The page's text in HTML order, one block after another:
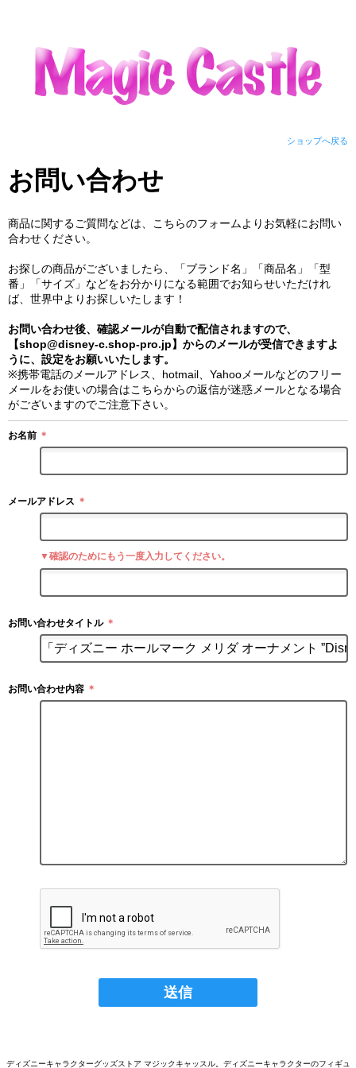
ショップへ戻る
お問い合わせ
商品に関するご質問などは、こちらのフォームよりお気軽にお問い
合わせください。
お探しの商品がございましたら、「ブランド名」「商品名」「型
番」「サイズ」などをお分かりになる範囲でお知らせいただけれ
ば、世界中よりお探しいたします！
お問い合わせ後、確認メールが自動で配信されますので、
【shop@disney-c.shop-pro.jp】からのメールが受信できますよ
うに、設定をお願いいたします。
※携帯電話のメールアドレス、hotmail、Yahooメールなどのフリー
メールをお使いの場合はこちらからの返信が迷惑メールとなる場合
がございますのでご注意下さい。
お名前 ＊
メールアドレス ＊
▼確認のためにもう一度入力してください。
お問い合わせタイトル ＊
お問い合わせ内容 ＊
ディズニーキャラクターグッズストア マジックキャッスル。ディズニーキャラクターのフィギュ